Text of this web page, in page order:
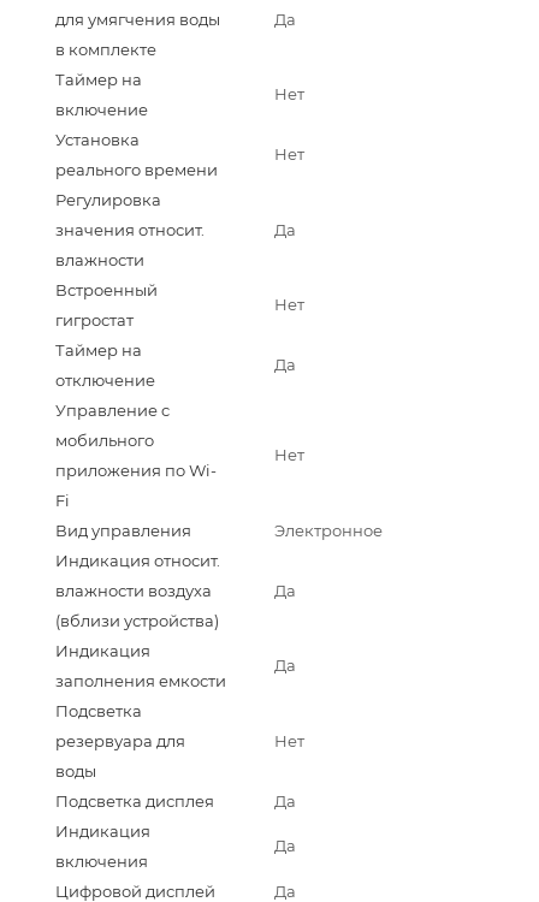
для умягчения воды
в комплекте
Да
Таймер на
включение
Нет
Установка
реального времени
Нет
Регулировка
значения относит.
влажности
Да
Встроенный
гигростат
Нет
Таймер на
отключение
Да
Управление c
мобильного
приложения по Wi-
Fi
Нет
Вид управления
Электронное
Индикация относит.
влажности воздуха
(вблизи устройства)
Да
Индикация
заполнения емкости
Да
Подсветка
резервуара для
воды
Нет
Подсветка дисплея
Да
Индикация
включения
Да
Цифровой дисплей
Да